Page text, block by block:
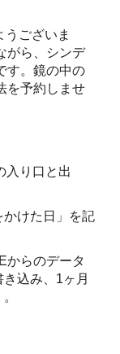
うございま
がら、シンデ
す。鏡の中の
を予約しませ
入り口と出
かけた日」を記
からのデータ
込み、1ヶ月